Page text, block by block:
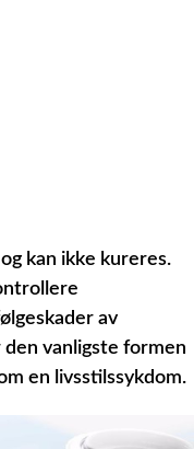
kan ikke kureres.
av
vanligste formen
en livsstilssykdom.